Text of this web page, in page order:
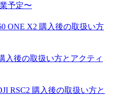
予定〜
ONE X2 購入後の取扱い方
入後の取扱い方とアクティ
RSC2 購入後の取扱い方と